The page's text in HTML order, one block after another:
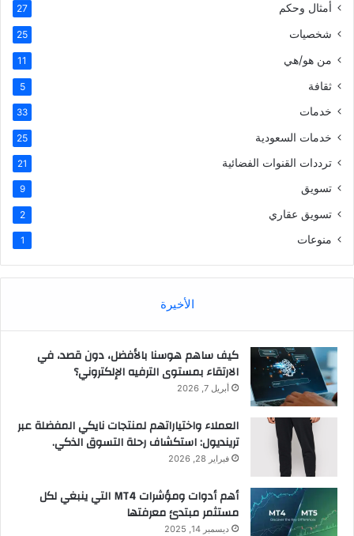
أمثال وحكم 27
شخصيات 25
من هو/هي 11
ثقافة 5
خدمات 33
خدمات السعودية 25
ترددات القنوات الفضائية 21
تسويق 9
تسويق عقاري 2
منوعات 1
الأخيرة
كيف ساهم هوسنا بالأفضل، دون قصد، في
الارتقاء بمستوى الترفيه الإلكتروني؟
أبريل 7, 2026
العملاء واختياراتهم لمنتجات نايكي المفضلة عبر
ترينديول: استكشاف رحلة التسوق الذكي.
فبراير 28, 2026
أهم أدوات ومؤشرات MT4 التي ينبغي لكل
مستثمر مبتدئ معرفتها
ديسمبر 14, 2025